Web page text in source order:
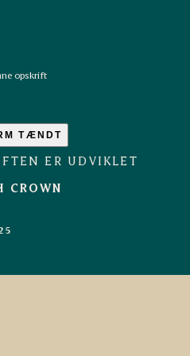
opskrift
TÆNDT
ER UDVIKLET
CROWN